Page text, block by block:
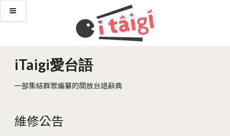
iTaigi愛台語
一部集結群眾編纂的開放台語辭典
維修公告